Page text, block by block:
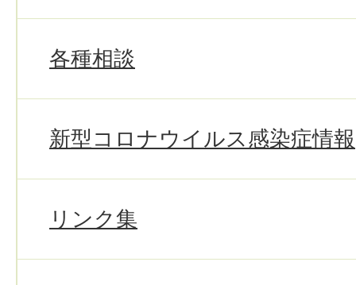
各種相談
新型コロナウイルス感染症情報
リンク集